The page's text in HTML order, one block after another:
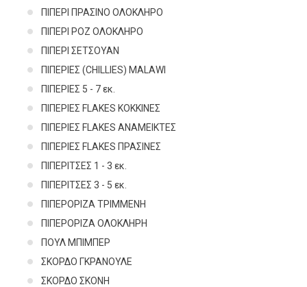
ΠΙΠΕΡΙ ΠΡΑΣΙΝΟ ΟΛΟΚΛΗΡΟ
ΠΙΠΕΡΙ ΡΟΖ ΟΛΟΚΛΗΡΟ
ΠΙΠΕΡΙ ΣΕΤΣΟΥΑΝ
ΠΙΠΕΡΙΕΣ (CHILLIES) MALAWI
ΠΙΠΕΡΙΕΣ 5 - 7 εκ.
ΠΙΠΕΡΙΕΣ FLAKES ΚΟΚΚΙΝΕΣ
ΠΙΠΕΡΙΕΣ FLAKES ΑΝΑΜΕΙΚΤΕΣ
ΠΙΠΕΡΙΕΣ FLAKES ΠΡΑΣΙΝΕΣ
ΠΙΠΕΡΙΤΣΕΣ 1 - 3 εκ.
ΠΙΠΕΡΙΤΣΕΣ 3 - 5 εκ.
ΠΙΠΕΡΟΡΙΖΑ ΤΡΙΜΜΕΝΗ
ΠΙΠΕΡΟΡΙΖΑ ΟΛΟΚΛΗΡΗ
ΠΟΥΛ ΜΠΙΜΠΕΡ
ΣΚΟΡΔΟ ΓΚΡΑΝΟΥΛΕ
ΣΚΟΡΔΟ ΣΚΟΝΗ